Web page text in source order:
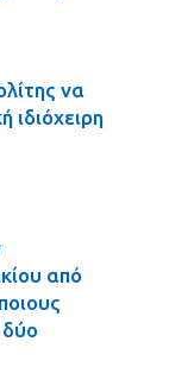
να
ιδιόχειρη
από